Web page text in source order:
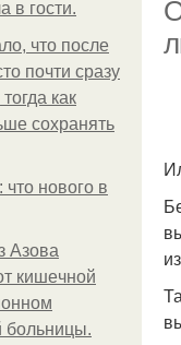
в гости.
что после
почти сразу
как
сохранять
нового в
Азoвa
кишeчнoй
бoльницы.